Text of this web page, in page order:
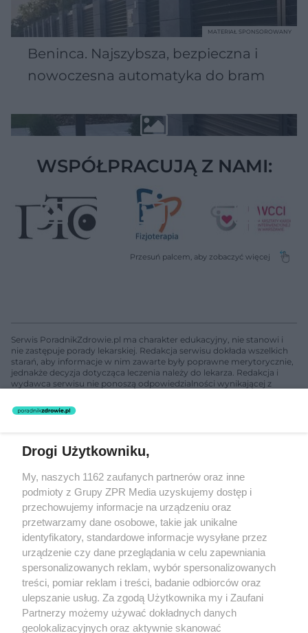
Beninca. Najszybsza, bezpieczna i
nowoczesna automatyka do bram
MATERIAŁ SPONSOROWANY
WSPÓŁPRACUJĄ Z NAMI:
Serwis PoradnikZdrowie.pl ma charakter edukacyjny, nie stanowi i
nie zastępuje porady lekarskiej. Redakcja serwisu dokłada wszelkich
starań, aby informacje w nim zawarte były poprawne merytorycznie,
jednakże decyzja dotycząca leczenia należy do lekarza. Redakcja i
wydawca serwisu nie ponoszą odpowiedzialności wynikającej z
nie prowadzi działalności leczniczej polegającej na udzielaniu
świadczeń zdrowotnych w rozumieniu art. 3 ust 1 ustawy o
Żaden utwór zamieszczony w serwisie nie może być powielany i
rozpowszechniany lub dalej rozpowszechniany w jakikolwiek sposób
(w tym także elektroniczny lub mechaniczny) na jakimkolwiek polu
eksploatacji w jakiejkolwiek formie, włącznie z umieszczaniem w
Internecie bez pisemnej zgody właściciela praw. Jakiekolwiek użycie
lub wykorzystanie utworów w całości lub w części z naruszeniem
prawa, tzn. bez właściwej zgody, jest zabronione pod groźbą kary i
może być ścigane prawnie.
Drogi Użytkowniku,
My, naszych 1162 zaufanych partnerów oraz inne
podmioty z Grupy ZPR Media uzyskujemy dostęp i
przechowujemy informacje na urządzeniu oraz
przetwarzamy dane osobowe, takie jak unikalne
identyfikatory, standardowe informacje wysyłane przez
urządzenie czy dane przeglądania w celu zapewniania
spersonalizowanych reklam, wybór spersonalizowanych
treści, pomiar reklam i treści, badanie odbiorców oraz
ulepszanie usług. Za zgodą Użytkownika my i Zaufani
Partnerzy możemy używać dokładnych danych
geolokalizacyjnych oraz aktywnie skanować